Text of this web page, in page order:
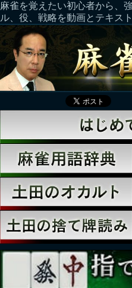
麻雀を覚えたい初心者から、
ル、役、戦略を動画とテキス